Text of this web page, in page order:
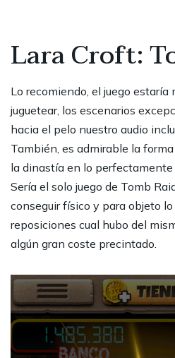
Lara Croft:
Lo recomiendo, el juego estaría
juguetear, los escenarios
hacia el pelo nuestro audio
También, es admirable la
la dinastía en lo perfectamente
Serí­a el solo juego de Tomb
conseguir físico y para objeto
reposiciones cual hubo del
algún gran coste precintado.